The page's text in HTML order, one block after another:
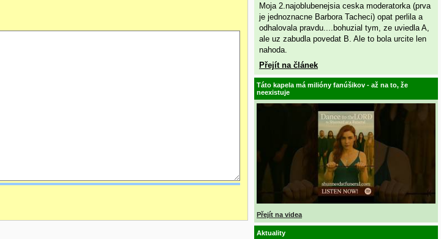
Moja 2.najoblubenejsia ceska moderatorka (prva
je jednoznacne Barbora Tacheci) opat perlila a
odhalovala pravdu....bohuzial tym, ze uviedla A,
ale uz zabudla povedat B. Ale to bola urcite len
nahoda.
Přejít na článek
Táto kapela má milióny fanúšikov - až na to, že
neexistuje
Přejít na videa
Aktuality